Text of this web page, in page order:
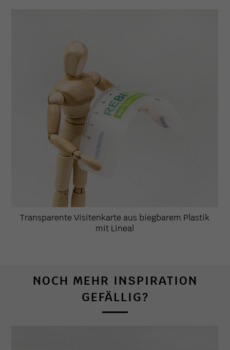
Transparente Visitenkarte aus biegbarem Plastik
mit Lineal
NOCH MEHR INSPIRATION
GEFÄLLIG?